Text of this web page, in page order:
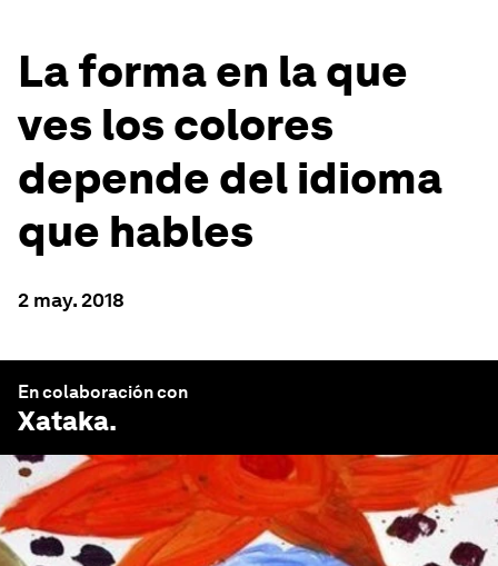
La forma en la que
ves los colores
depende del idioma
que hables
2 may. 2018
En colaboración con
Xataka.